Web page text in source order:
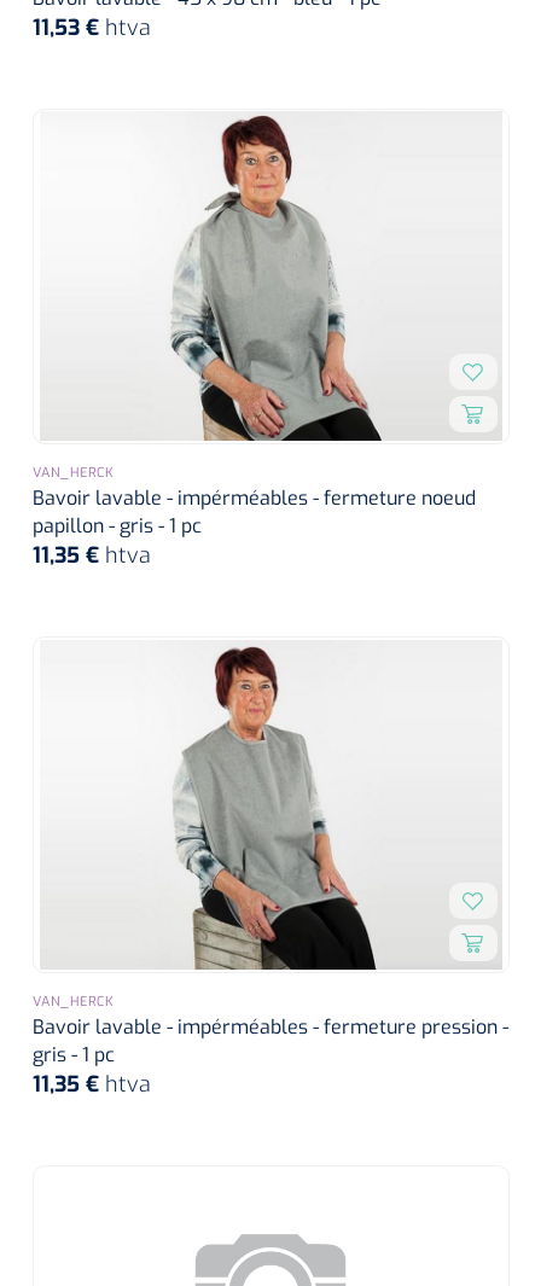
Dissolvant de couche adhésive
Agraffes de fixation
Bassin renal
Nettoyeurs de plaies
11,53 € htva
VAN_HERCK
Bavoir lavable - impérméables - fermeture noeud
papillon - gris - 1 pc
11,35 € htva
VAN_HERCK
Bavoir lavable - impérméables - fermeture pression -
gris - 1 pc
11,35 € htva